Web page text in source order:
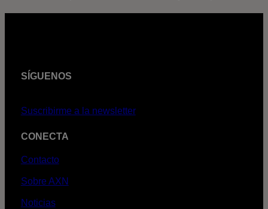
SÍGUENOS
Suscribirme a la newsletter
CONECTA
Contacto
Sobre AXN
Noticias